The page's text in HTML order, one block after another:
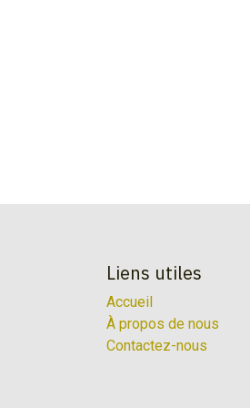
Liens utiles
Accueil
À propos de nous
Contactez-nous